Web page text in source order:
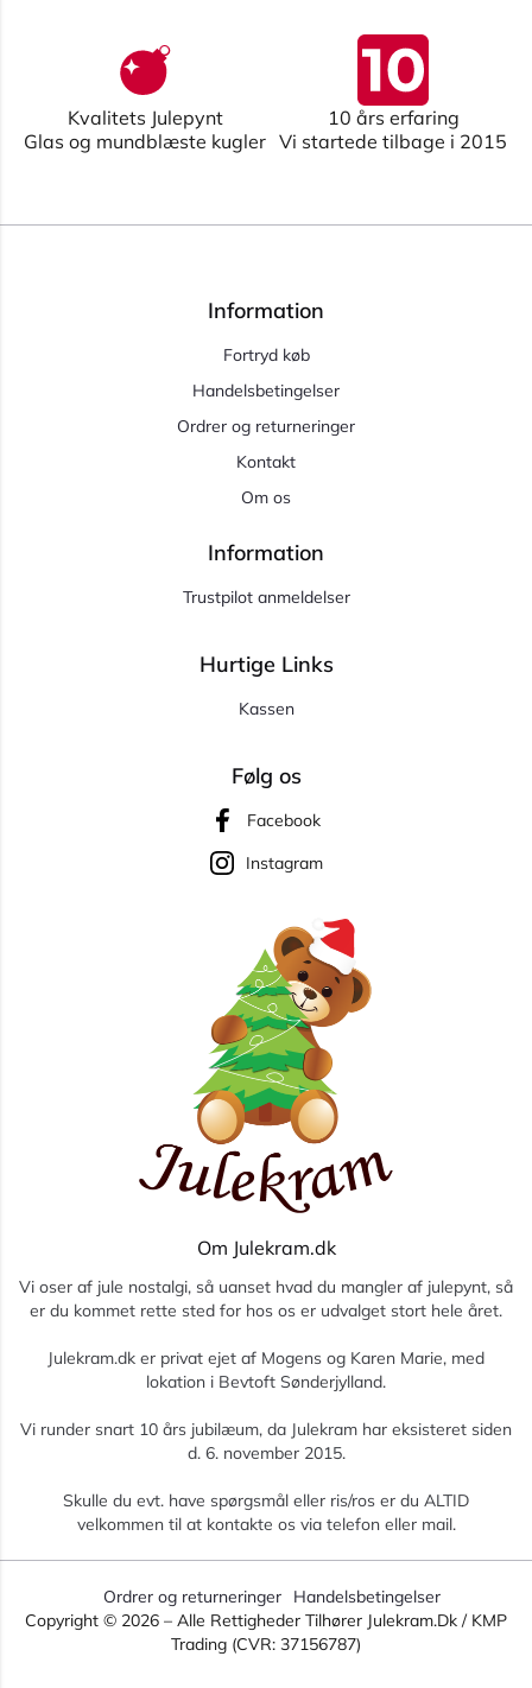
Kvalitets Julepynt
Glas og mundblæste kugler
10 års erfaring
Vi startede tilbage i 2015
Om Julekram.dk
Vi oser af jule nostalgi, så uanset hvad du mangler af julepynt, så
er du kommet rette sted for hos os er udvalget stort hele året.
Julekram.dk er privat ejet af Mogens og Karen Marie, med
lokation i Bevtoft Sønderjylland.
Vi runder snart 10 års jubilæum, da Julekram har eksisteret siden
d. 6. november 2015.
Skulle du evt. have spørgsmål eller ris/ros er du ALTID
velkommen til at kontakte os via telefon eller mail.
Information
Fortryd køb
Handelsbetingelser
Ordrer og returneringer
Kontakt
Om os
Information
Trustpilot anmeldelser
Hurtige Links
Kassen
Følg os
Facebook
Instagram
Copyright © 2026 – Alle Rettigheder Tilhører Julekram.dk / KMP
Trading (CVR: 37156787)
Ordrer og returneringer Handelsbetingelser